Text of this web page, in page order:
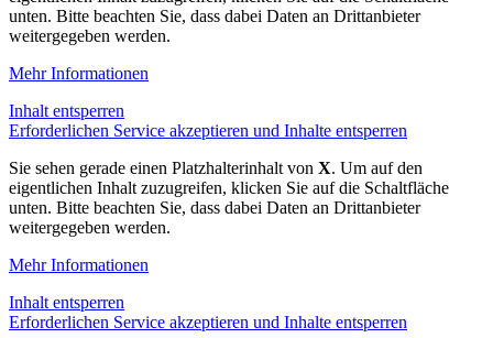
unten. Bitte beachten Sie, dass dabei Daten an Drittanbieter
weitergegeben werden.
Mehr Informationen
Inhalt entsperren
Erforderlichen Service akzeptieren und Inhalte entsperren
Sie sehen gerade einen Platzhalterinhalt von X. Um auf den
eigentlichen Inhalt zuzugreifen, klicken Sie auf die Schaltfläche
unten. Bitte beachten Sie, dass dabei Daten an Drittanbieter
weitergegeben werden.
Mehr Informationen
Inhalt entsperren
Erforderlichen Service akzeptieren und Inhalte entsperren